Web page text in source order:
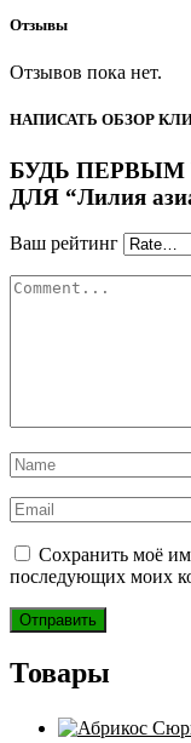
Отзывы
Отзывов пока нет.
НАПИСАТЬ ОБЗОР
БУДЬ
ДЛЯ “Лилия
Ваш рейтинг
Сохранить моё
последующих моих
Товары